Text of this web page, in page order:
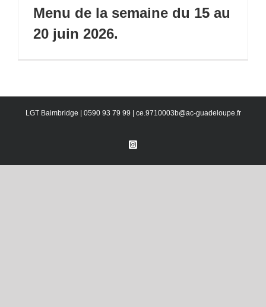
Menu de la semaine du 15 au
20 juin 2026.
LGT Baimbridge | 0590 93 79 99 | ce.9710003b@ac-guadeloupe.fr
Instagram